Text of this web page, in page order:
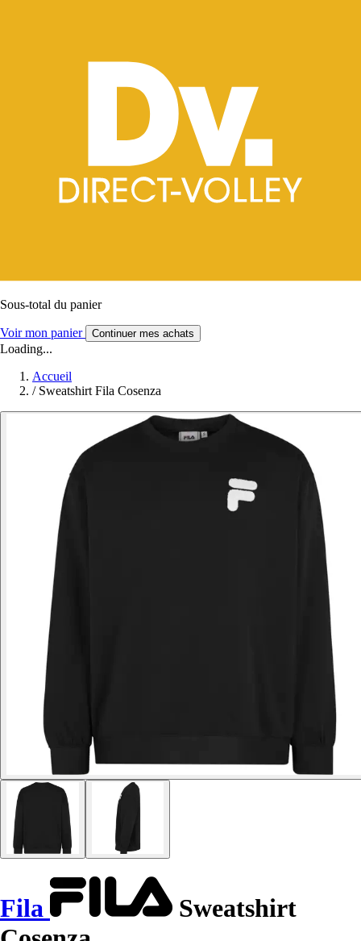
Sous-total du panier
Voir mon panier Continuer mes achats
Loading...
Accueil
/ Sweatshirt Fila Cosenza
Fila
Sweatshirt